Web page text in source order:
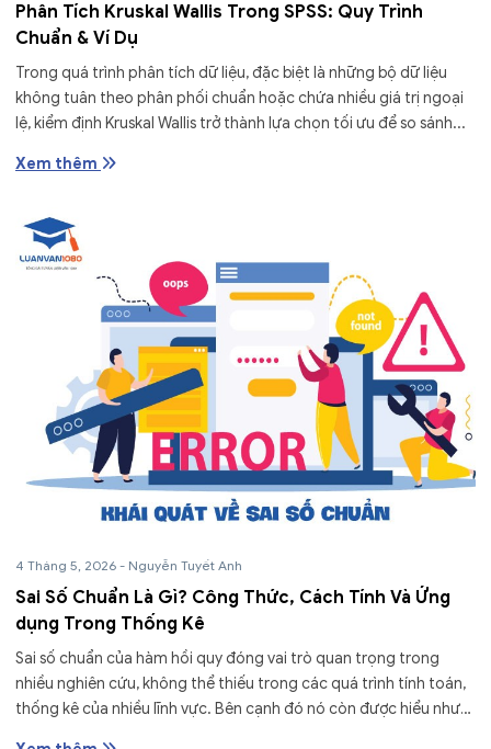
Phân Tích Kruskal Wallis Trong SPSS: Quy Trình
Chuẩn & Ví Dụ
Trong quá trình phân tích dữ liệu, đặc biệt là những bộ dữ liệu
không tuân theo phân phối chuẩn hoặc chứa nhiều giá trị ngoại
lệ, kiểm định Kruskal Wallis trở thành lựa chọn tối ưu để so sánh...
Xem thêm
4 Tháng 5, 2026 - Nguyễn Tuyết Anh
Sai Số Chuẩn Là Gì? Công Thức, Cách Tính Và Ứng
dụng Trong Thống Kê
Sai số chuẩn của hàm hồi quy đóng vai trò quan trọng trong
nhiều nghiên cứu, không thể thiếu trong các quá trình tính toán,
thống kê của nhiều lĩnh vực. Bên cạnh đó nó còn được hiểu như